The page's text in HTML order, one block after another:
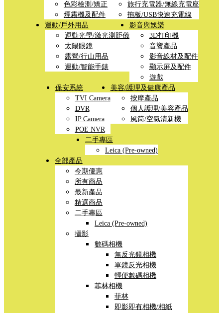
色彩檢測/矯正
煙霧機及配件
旅行充電器/無線充電座
拖板/USB快速充電線
運動/戶外用品
運動光學/激光測距儀
太陽眼鏡
露營/行山用品
運動/智能手錶
影音與娛樂
3D打印機
音響產品
影音線材及配件
顯示屏及配件
遊戲
保安系統
TVI Camera
DVR
IP Camera
POE NVR
美容/護理及健康產品
按摩產品
個人護理/美容產品
風筒/空氣清新機
二手專區
Leica (Pre-owned)
全部產品
今期優惠
所有商品
最新產品
精選商品
二手專區
Leica (Pre-owned)
攝影
數碼相機
無反光鏡相機
單鏡反光相機
輕便數碼相機
菲林相機
菲林
即影即有相機/相紙